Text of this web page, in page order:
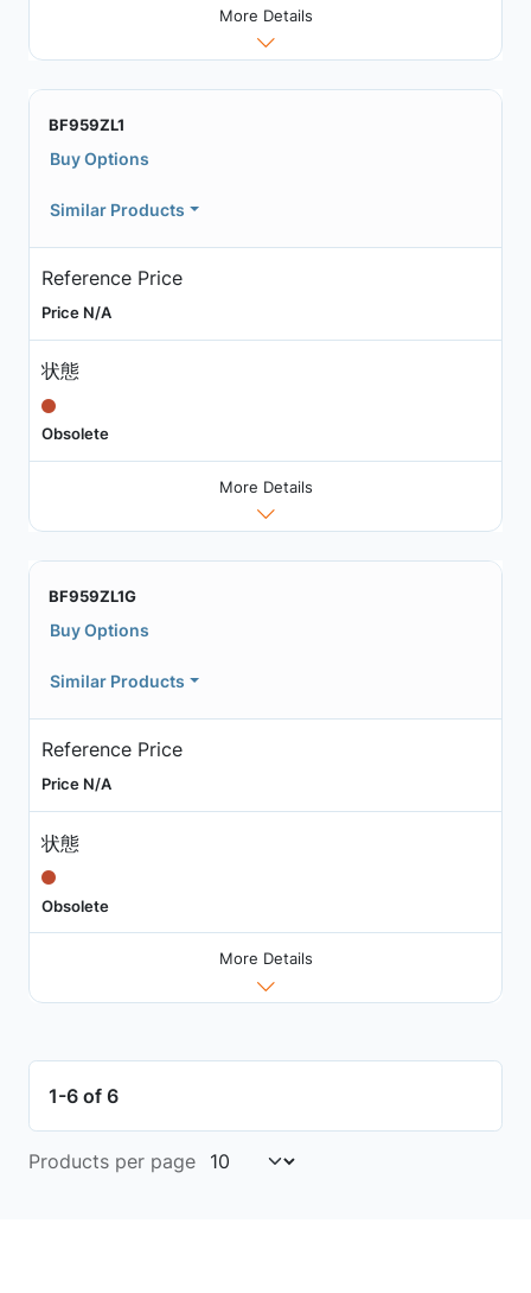
More Details
BF959ZL1
Buy Options
Similar Products
Reference Price
Price N/A
状態
Obsolete
More Details
BF959ZL1G
Buy Options
Similar Products
Reference Price
Price N/A
状態
Obsolete
More Details
1-6 of 6
Products per page